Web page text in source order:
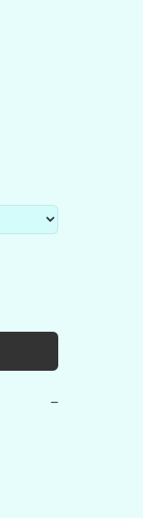
−